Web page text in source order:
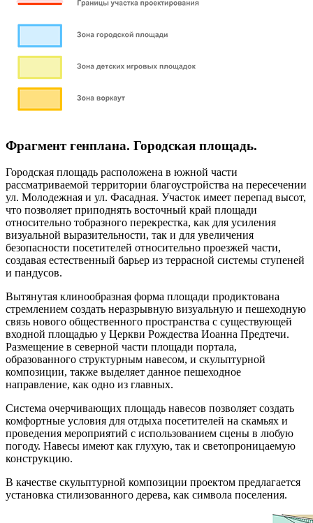
Фрагмент генплана. Городская площадь.
Городская площадь расположена в южной части
рассматриваемой территории благоустройства на пересечении
ул. Молодежная и ул. Фасадная. Участок имеет перепад высот,
что позволяет приподнять восточный край площади
относительно тобразного перекрестка, как для усиления
визуальной выразительности, так и для увеличения
безопасности посетителей относительно проезжей части,
создавая естественный барьер из террасной системы ступеней
и пандусов.
Вытянутая клинообразная форма площади продиктована
стремлением создать неразрывную визуальную и пешеходную
связь нового общественного пространства с существующей
входной площадью у Церкви Рождества Иоанна Предтечи.
Размещение в северной части площади портала,
образованного структурным навесом, и скульптурной
композиции, также выделяет данное пешеходное
направление, как одно из главных.
Система очерчивающих площадь навесов позволяет создать
комфортные условия для отдыха посетителей на скамьях и
проведения мероприятий с использованием сцены в любую
погоду. Навесы имеют как глухую, так и светопроницаемую
конструкцию.
В качестве скульптурной композиции проектом предлагается
установка стилизованного дерева, как символа поселения.